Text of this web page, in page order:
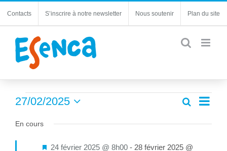
Contacts S’inscrire à notre newsletter Nous soutenir Plan du site
Évènements
for
27
de
Recherche
vues
Jour
27/02/2025
une
En cours
Mis
24 février 2025 @ 8h00 - 28 février 2025 @